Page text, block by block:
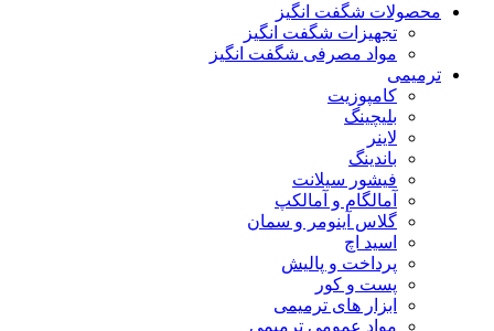
محصولات شگفت انگیز
تجهیزات شگفت انگیز
مواد مصرفی شگفت انگیز
ترمیمی
کامپوزیت
بلیچینگ
لاینر
باندینگ
فیشور سیلانت
آمالگام و آمالکپ
گلاس آینومر و سمان
اسید اچ
پرداخت و پالیش
پست و کور
ابزار های ترمیمی
مواد عمومی ترمیمی